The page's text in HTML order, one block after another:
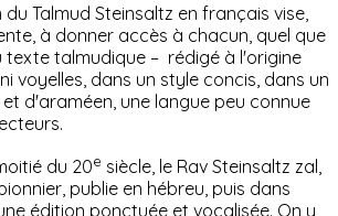
Talmud Steinsaltz en français vise,
à donner accès à chacun, quel que
texte talmudique – rédigé à l'origine
voyelles, dans un style concis, dans un
d'araméen, une langue peu connue
du 20e siècle, le Rav Steinsaltz zal,
publie en hébreu, puis dans
édition ponctuée et vocalisée. On y